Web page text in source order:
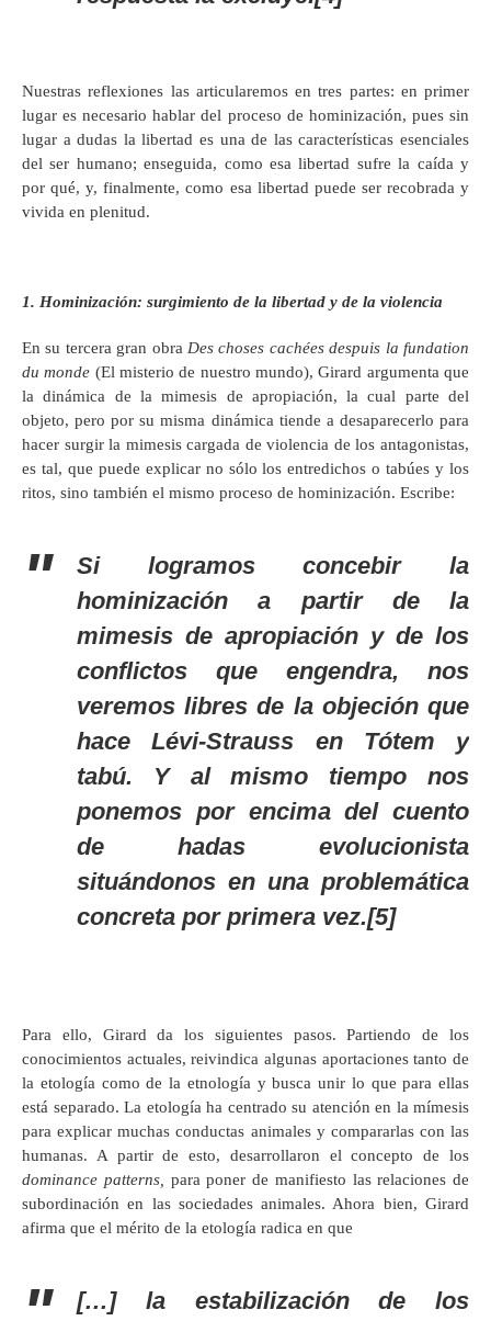
Nuestras reflexiones las articularemos en tres partes: en primer
lugar es necesario hablar del proceso de hominización, pues sin
lugar a dudas la libertad es una de las características esenciales
del ser humano; enseguida, como esa libertad sufre la caída y
por qué, y, finalmente, como esa libertad puede ser recobrada y
vivida en plenitud.
1. Hominización: surgimiento de la libertad y de la violencia
En su tercera gran obra Des choses cachées despuis la fundation
du monde (El misterio de nuestro mundo), Girard argumenta que
la dinámica de la mimesis de apropiación, la cual parte del
objeto, pero por su misma dinámica tiende a desaparecerlo para
hacer surgir la mimesis cargada de violencia de los antagonistas,
es tal, que puede explicar no sólo los entredichos o tabúes y los
ritos, sino también el mismo proceso de hominización. Escribe:
Si logramos concebir la
hominización a partir de la
mimesis de apropiación y de los
conflictos que engendra, nos
veremos libres de la objeción que
hace Lévi-Strauss en Tótem y
tabú. Y al mismo tiempo nos
ponemos por encima del cuento
de hadas evolucionista
situándonos en una problemática
concreta por primera vez.[5]
Para ello, Girard da los siguientes pasos. Partiendo de los
conocimientos actuales, reivindica algunas aportaciones tanto de
la etología como de la etnología y busca unir lo que para ellas
está separado. La etología ha centrado su atención en la mímesis
para explicar muchas conductas animales y compararlas con las
humanas. A partir de esto, desarrollaron el concepto de los
dominance patterns, para poner de manifiesto las relaciones de
subordinación en las sociedades animales. Ahora bien, Girard
afirma que el mérito de la etología radica en que
[…] la estabilización de los